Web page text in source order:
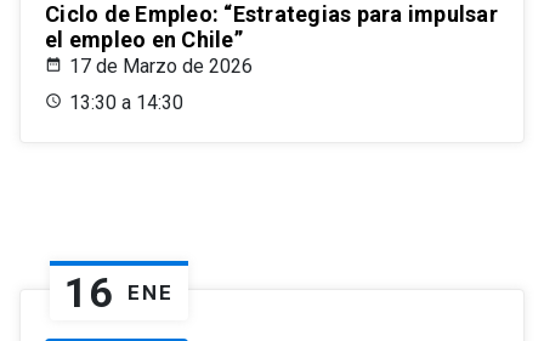
Ciclo de Empleo: “Estrategias para impulsar
el empleo en Chile”
17 de Marzo de 2026
13:30 a 14:30
16 ENE